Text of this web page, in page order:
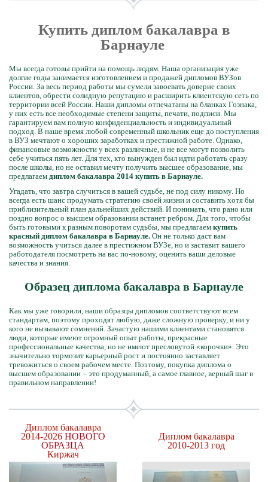
Купить диплом бакалавра в
Барнауле
Мы всегда готовы прийти на помощь людям. Наша организация уже
долгие годы занимается изготовлением и продажей дипломов ВУЗов
России. За весь период работы мы сумели завоевать доверие своих
клиентов, обрести солидную репутацию и расширить клиентскую сеть по
территории всей России. Наши дипломы отпечатаны на бланках Гознака,
у них есть все необходимые степени защиты, печати, подписи. Мы
гарантируем вам полную конфиденциальность и индивидуальный
подход. В наше время любой современный школьник еще до поступления
в ВУЗ мечтают о хороших заработках и престижной работе. Однако,
финансовые возможности у всех различные, и не все могут позволить
себе учиться пять лет. Для тех, кто вынужден был идти работать сразу
после школы, но не оставил мечту получить высшее образование, мы
предлагаем диплом бакалавра 2014 купить в Барнауле.
Угадать, что завтра случиться в вашей судьбе, не под силу никому. Но
всегда есть шанс продумать стратегию своей жизни и составить хотя бы
приблизительный план дальнейших действий. И понимать, что рано или
поздно вопрос о высшем образовании встанет ребром. Для того, чтобы
быть готовыми к разным поворотам судьбы, мы предлагаем купить
красный диплом бакалавра в Барнауле. Он не только даст вам
возможность учиться далее в престижном ВУЗе, но и заставит вашего
работодателя посмотреть на вас по-новому, оценить ваши деловые
качества и знания.
Образец диплома бакалавра в Барнауле
Как мы уже говорили, наши образцы дипломов соответствуют всем
стандартам, поэтому проходят любую, даже сложную проверку, и ни у
кого не вызывают сомнений. Зачастую нашими клиентами становятся
люди, которые имеют огромный опыт работы, прекрасные
профессиональные качества, но не имеют пресловутой «корочки». Это
значительно тормозит карьерный рост и постоянно заставляет
тревожиться о своем рабочем месте. Поэтому, покупка диплома о
высшем образовании – это продуманный, а самое главное, верный шаг в
правильном направлении!
Диплом бакалавра
2014-2026 НОВОГО
ОБРАЗЦА
Киржач
Диплом бакалавра
2010-2013 год